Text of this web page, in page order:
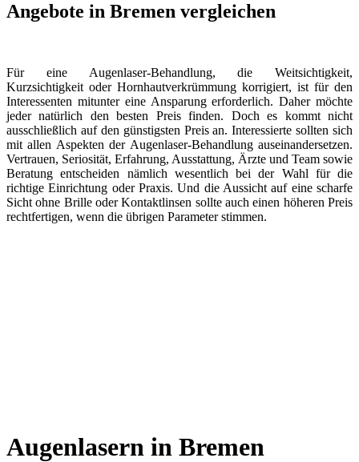
Angebote in Bremen vergleichen
Für eine Augenlaser-Behandlung, die Weitsichtigkeit,
Kurzsichtigkeit oder Hornhautverkrümmung korrigiert, ist für den
Interessenten mitunter eine Ansparung erforderlich. Daher möchte
jeder natürlich den besten Preis finden. Doch es kommt nicht
ausschließlich auf den günstigsten Preis an. Interessierte sollten sich
mit allen Aspekten der Augenlaser-Behandlung auseinandersetzen.
Vertrauen, Seriosität, Erfahrung, Ausstattung, Ärzte und Team sowie
Beratung entscheiden nämlich wesentlich bei der Wahl für die
richtige Einrichtung oder Praxis. Und die Aussicht auf eine scharfe
Sicht ohne Brille oder Kontaktlinsen sollte auch einen höheren Preis
rechtfertigen, wenn die übrigen Parameter stimmen.
Augenlasern in Bremen